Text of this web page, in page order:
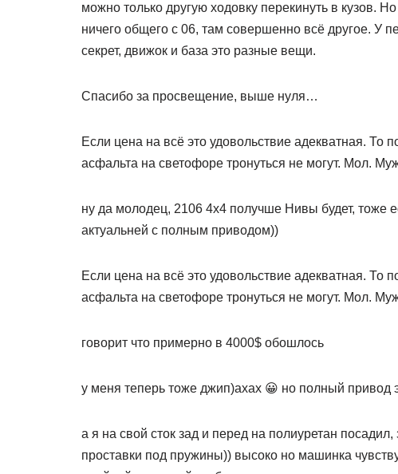
можно только другую ходовку перекинуть в кузов.
ничего общего с 06, там совершенно всё другое. У
секрет, движок и база это разные вещи.
Спасибо за просвещение, выше нуля…
Если цена на всё это удовольствие адекватная. То
асфальта на светофоре тронуться не могут. Мол.
ну да молодец, 2106 4х4 получше Нивы будет, тоже
актуальней с полным приводом))
Если цена на всё это удовольствие адекватная. То
асфальта на светофоре тронуться не могут. Мол.
говорит что примерно в 4000$ обошлось
у меня теперь тоже джип)ахах 😀 но полный привод
а я на свой сток зад и перед на полиуретан
проставки под пружины)) высоко но машинка